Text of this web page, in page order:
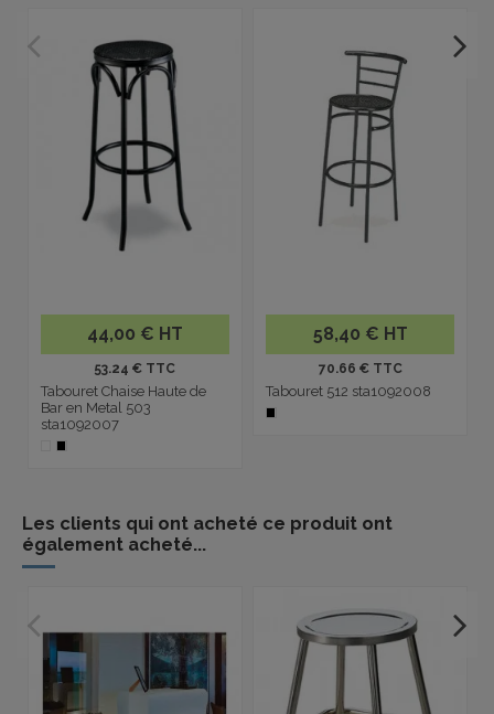
44,00 € HT
53.24 € TTC
Tabouret Chaise Haute de
Bar en Metal 503
sta1092007
58,40 € HT
70.66 € TTC
Tabouret 512 sta1092008
Les clients qui ont acheté ce produit ont
également acheté...